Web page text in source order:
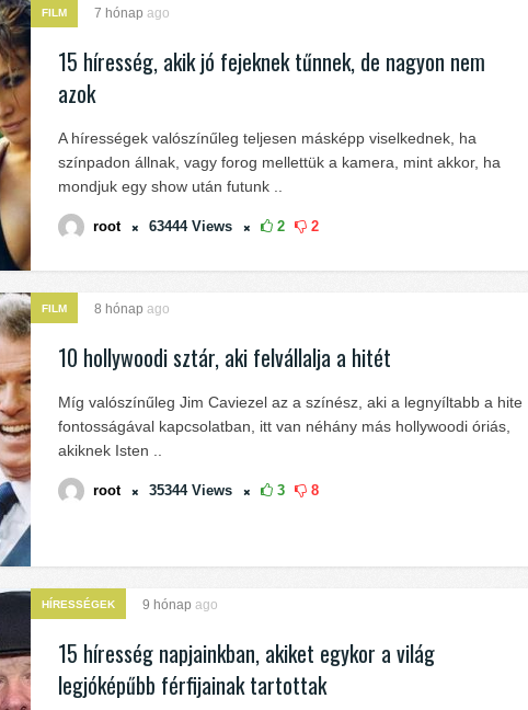
FILM 7 hónap ago
15 híresség, akik jó fejeknek tűnnek, de nagyon nem
azok
A hírességek valószínűleg teljesen másképp viselkednek, ha
színpadon állnak, vagy forog mellettük a kamera, mint akkor, ha
mondjuk egy show után futunk ..
root 63444 Views 2 2
FILM 8 hónap ago
10 hollywoodi sztár, aki felvállalja a hitét
Míg valószínűleg Jim Caviezel az a színész, aki a legnyíltabb a hite
fontosságával kapcsolatban, itt van néhány más hollywoodi óriás,
akiknek Isten ..
root 35344 Views 3 8
HÍRESSÉGEK 9 hónap ago
15 híresség napjainkban, akiket egykor a világ
legjóképűbb férfijainak tartottak